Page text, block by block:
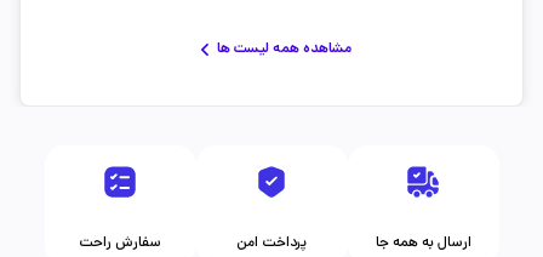
مشاهده همه لیست ها
سفارش راحت پرداخت امن ارسال به همه جا